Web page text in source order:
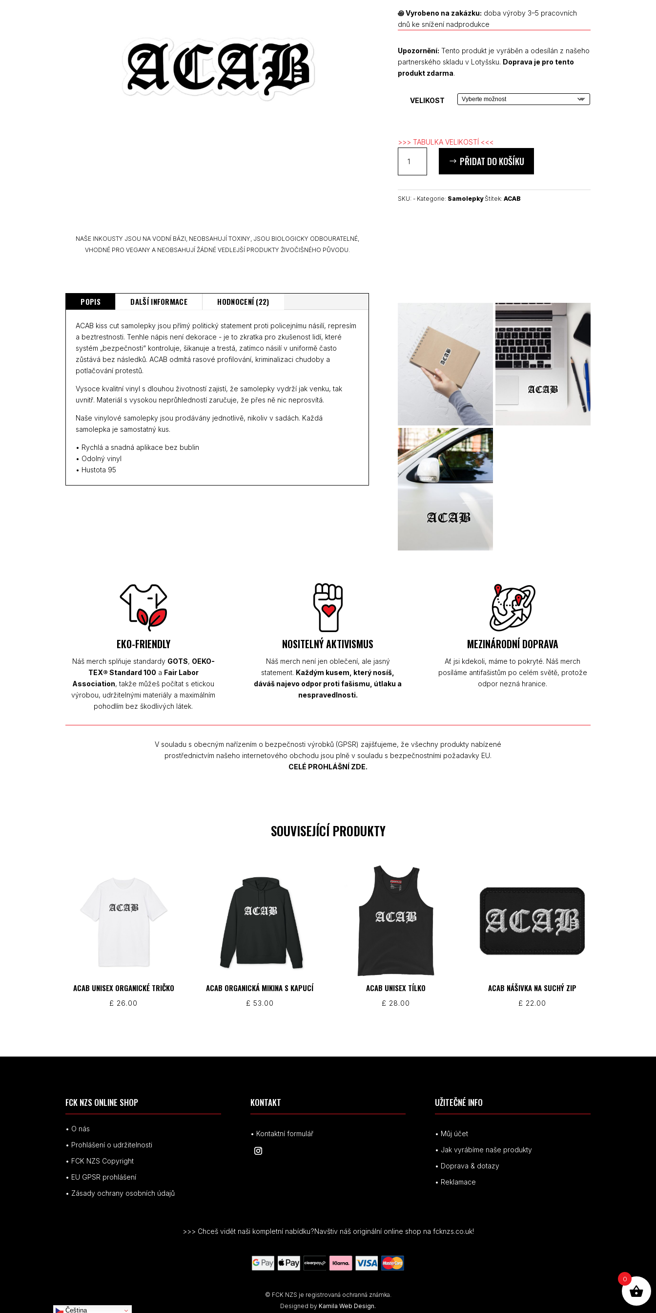
NAŠE INKOUSTY JSOU NA VODNÍ BÁZI, NEOBSAHUJÍ TOXINY, JSOU BIOLOGICKY ODBOURATELNÉ,
VHODNÉ PRO VEGANY A NEOBSAHUJÍ ŽÁDNÉ VEDLEJŠÍ PRODUKTY ŽIVOČIŠNÉHO PŮVODU.
£ 4.00
až
£ 7.00
꩜Vyrobeno na zakázku: doba výroby 3–5 pracovních
dnů ke snížení nadprodukce
Upozornění: Tento produkt je vyráběn a odesílán z našeho
partnerského skladu v Lotyšsku. Doprava je pro tento
produkt zdarma.
VELIKOST
>>> TABULKA VELIKOSTÍ <<<
cut
množství
PŘIDAT DO KOŠÍKU
SKU: - Kategorie: Samolepky Štítek: ACAB
POPIS DALŠÍ INFORMACE HODNOCENÍ (22)
ACAB kiss cut samolepky jsou přímý politický statement proti policejnímu násilí, represím
a beztrestnosti. Tenhle nápis není dekorace - je to zkratka pro zkušenost lidí, které
systém „bezpečnosti“ kontroluje, šikanuje a trestá, zatímco násilí v uniformě často
zůstává bez následků. ACAB odmítá rasové profilování, kriminalizaci chudoby a
potlačování protestů.
Vysoce kvalitní vinyl s dlouhou životností zajistí, že samolepky vydrží jak venku, tak
uvnitř. Materiál s vysokou neprůhledností zaručuje, že přes ně nic neprosvítá.
Naše vinylové samolepky jsou prodávány jednotlivě, nikoliv v sadách. Každá
samolepka je samostatný kus.
• Rychlá a snadná aplikace bez bublin
• Odolný vinyl
• Hustota 95
EKO-FRIENDLY
Náš merch splňuje standardy GOTS, OEKO-
TEX® Standard 100 a Fair Labor
Association, takže můžeš počítat s etickou
výrobou, udržitelnými materiály a maximálním
pohodlím bez škodlivých látek.
NOSITELNÝ AKTIVISMUS
Náš merch není jen oblečení, ale jasný
statement. Každým kusem, který nosíš,
dáváš najevo odpor proti fašismu, útlaku a
nespravedlnosti.
MEZINÁRODNÍ DOPRAVA
Ať jsi kdekoli, máme to pokryté. Náš merch
posíláme antifašistům po celém světě, protože
odpor nezná hranice.
V souladu s obecným nařízením o bezpečnosti výrobků (GPSR) zajišťujeme, že všechny produkty nabízené
prostřednictvím našeho internetového obchodu jsou plně v souladu s bezpečnostními požadavky EU.
CELÉ PROHLÁŠNÍ ZDE.
SOUVISEJÍCÍ PRODUKTY
ACAB UNISEX ORGANICKÉ TRIČKO
£ 26.00
ACAB ORGANICKÁ MIKINA S KAPUCÍ
£ 53.00
ACAB UNISEX TÍLKO
£ 28.00
ACAB NÁŠIVKA NA SUCHÝ ZIP
£ 22.00
FCK NZS ONLINE SHOP
• O nás
• Prohlášení o udržitelnosti
• FCK NZS Copyright
• EU GPSR prohlášení
• Zásady ochrany osobních údajů
KONTAKT
• Kontaktní formulář
UŽITEČNÉ INFO
• Můj účet
• Jak vyrábíme naše produkty
• Doprava & dotazy
• Reklamace
>>> Chceš vidět naši kompletní nabídku?Navštiv náš originální online shop na fcknzs.co.uk!
© FCK NZS je registrovaná ochranná známka.
Designed by Kamila Web Design.
Čeština‎
0